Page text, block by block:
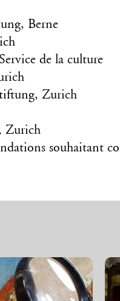
Berne
de la culture
Zurich
Zurich
souhaitant